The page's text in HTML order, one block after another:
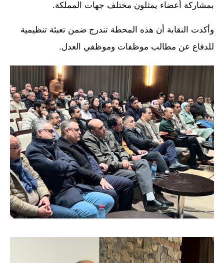
بمشاركة أعضاء يمثلون مختلف جهات المملكة.
وأكدت النقابة أن هذه المحطة تندرج ضمن تعبئة تنظيمية
للدفاع عن مطالب موظفات وموظفي العدل.